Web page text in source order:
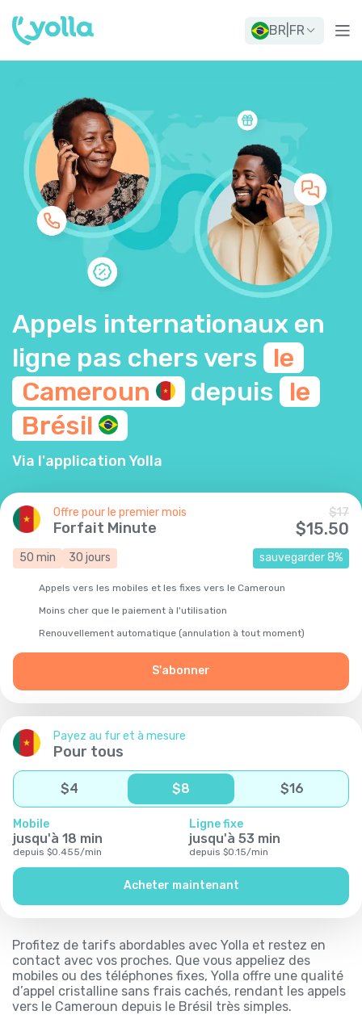
BR FR
Appels internationaux en
ligne pas chers vers le
Cameroun
depuis le
Brésil
Via l'application Yolla
Offre pour le premier mois
Forfait Minute
$17
$15.50
50 min 30 jours sauvegarder8%
Appels vers les mobiles et les fixes vers le Cameroun
Moins cher que le paiement à l'utilisation
Renouvellement automatique (annulation à tout moment)
S'abonner
Payez au fur et à mesure
Pour tous
$4 $8 $16
Mobile
jusqu'à 18 min
depuis $0.455/min
Ligne fixe
jusqu'à 53 min
depuis $0.15/min
Acheter maintenant
Profitez de tarifs abordables avec Yolla et restez en
contact avec vos proches. Que vous appeliez des
mobiles ou des téléphones fixes, Yolla offre une qualité
d’appel cristalline sans frais cachés, rendant les appels
vers le Cameroun depuis le Brésil très simples.